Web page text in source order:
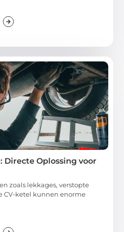
Directe Oplossing voor
zoals lekkages, verstopte
CV-ketel kunnen enorme